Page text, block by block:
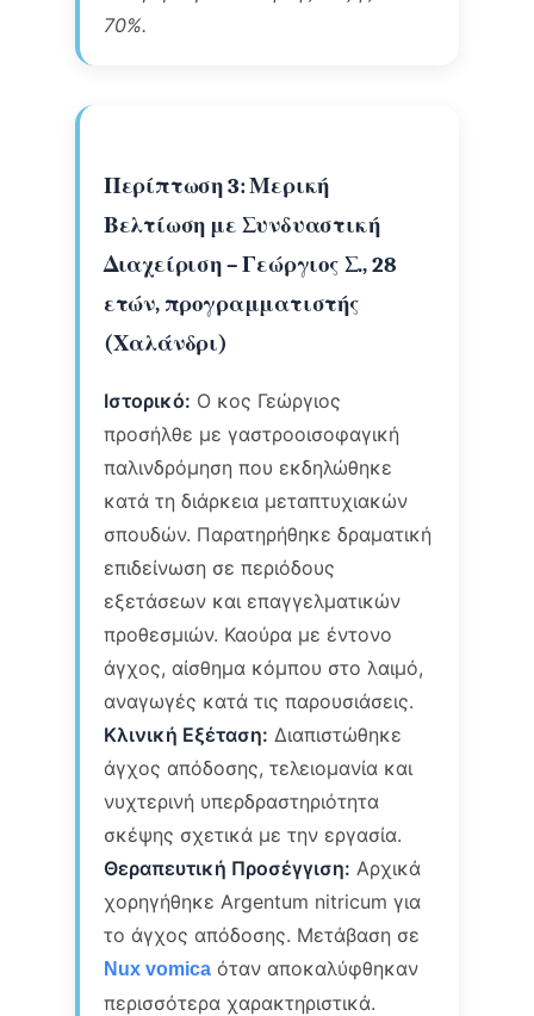
70%.
Περίπτωση 3: Μερική
Βελτίωση με Συνδυαστική
Διαχείριση – Γεώργιος Σ., 28
ετών, προγραμματιστής
(Χαλάνδρι)
Ιστορικό: Ο κος Γεώργιος
προσήλθε με γαστροοισοφαγική
παλινδρόμηση που εκδηλώθηκε
κατά τη διάρκεια μεταπτυχιακών
σπουδών. Παρατηρήθηκε δραματική
επιδείνωση σε περιόδους
εξετάσεων και επαγγελματικών
προθεσμιών. Καούρα με έντονο
άγχος, αίσθημα κόμπου στο λαιμό,
αναγωγές κατά τις παρουσιάσεις.
Κλινική Εξέταση: Διαπιστώθηκε
άγχος απόδοσης, τελειομανία και
νυχτερινή υπερδραστηριότητα
σκέψης σχετικά με την εργασία.
Θεραπευτική Προσέγγιση: Αρχικά
χορηγήθηκε Argentum nitricum για
το άγχος απόδοσης. Μετάβαση σε
Nux vomicaόταν αποκαλύφθηκαν
περισσότερα χαρακτηριστικά.